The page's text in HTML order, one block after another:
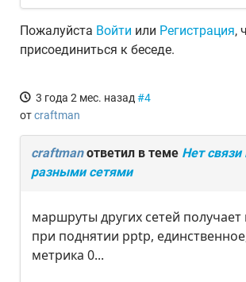
Пожалуйста Войти или Регистрация,
присоединиться к беседе.
3 года 2 мес. назад #4
отcraftman
craftmanответил в теме Нет
разными сетями
маршруты других сетей
при поднятии pptp,
метрика 0...